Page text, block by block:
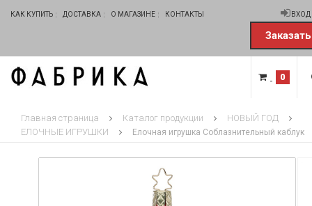
КАК КУПИТЬ ДОСТАВКА О МАГАЗИНЕ КОНТАКТЫ ВХОД
0
Главная страница Каталог продукции
НОВЫЙ ГОД
ЕЛОЧНЫЕ ИГРУШКИ
Елочная игрушка Соблазнительный каблук